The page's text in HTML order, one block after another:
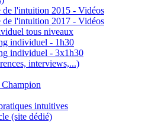
de l'intuition 2015 - Vidéos
de l'intuition 2017 - Vidéos
tous niveaux
individuel - 1h30
individuel - 3x1h30
interviews,...)
intuitives
(site dédié)